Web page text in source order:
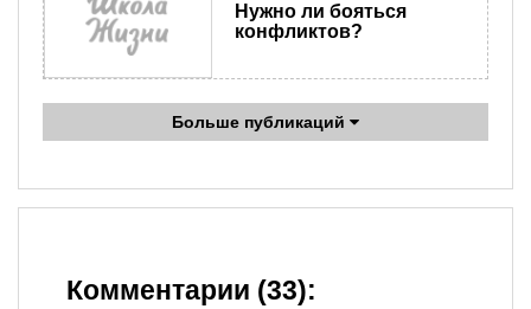
Нужно ли бояться
конфликтов?
Больше публикаций
Комментарии (33):